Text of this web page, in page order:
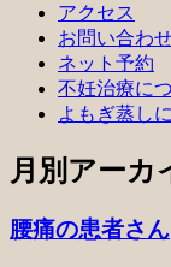
アクセス
お問い合わ
ネット予約
不妊治療に
よもぎ蒸し
月別アーカ
腰痛の患者さん